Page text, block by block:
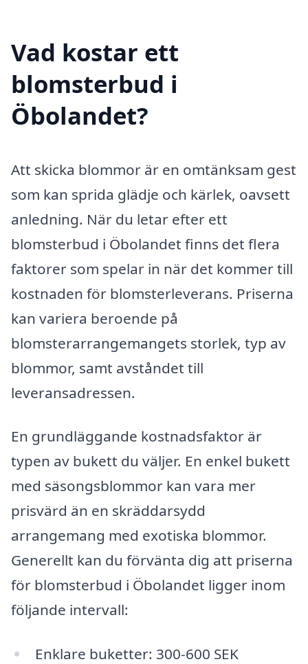
Vad kostar ett
blomsterbud i
Öbolandet?
Att skicka blommor är en omtänksam gest
som kan sprida glädje och kärlek, oavsett
anledning. När du letar efter ett
blomsterbud i Öbolandet finns det flera
faktorer som spelar in när det kommer till
kostnaden för blomsterleverans. Priserna
kan variera beroende på
blomsterarrangemangets storlek, typ av
blommor, samt avståndet till
leveransadressen.
En grundläggande kostnadsfaktor är
typen av bukett du väljer. En enkel bukett
med säsongsblommor kan vara mer
prisvärd än en skräddarsydd
arrangemang med exotiska blommor.
Generellt kan du förvänta dig att priserna
för blomsterbud i Öbolandet ligger inom
följande intervall:
Enklare buketter: 300-600 SEK